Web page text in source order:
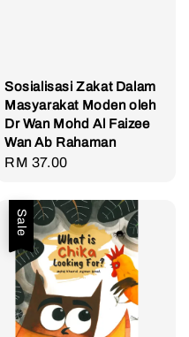
Sosialisasi Zakat Dalam
Masyarakat Moden oleh
Dr Wan Mohd Al Faizee
Wan Ab Rahaman
Regular
RM 37.00
Sale